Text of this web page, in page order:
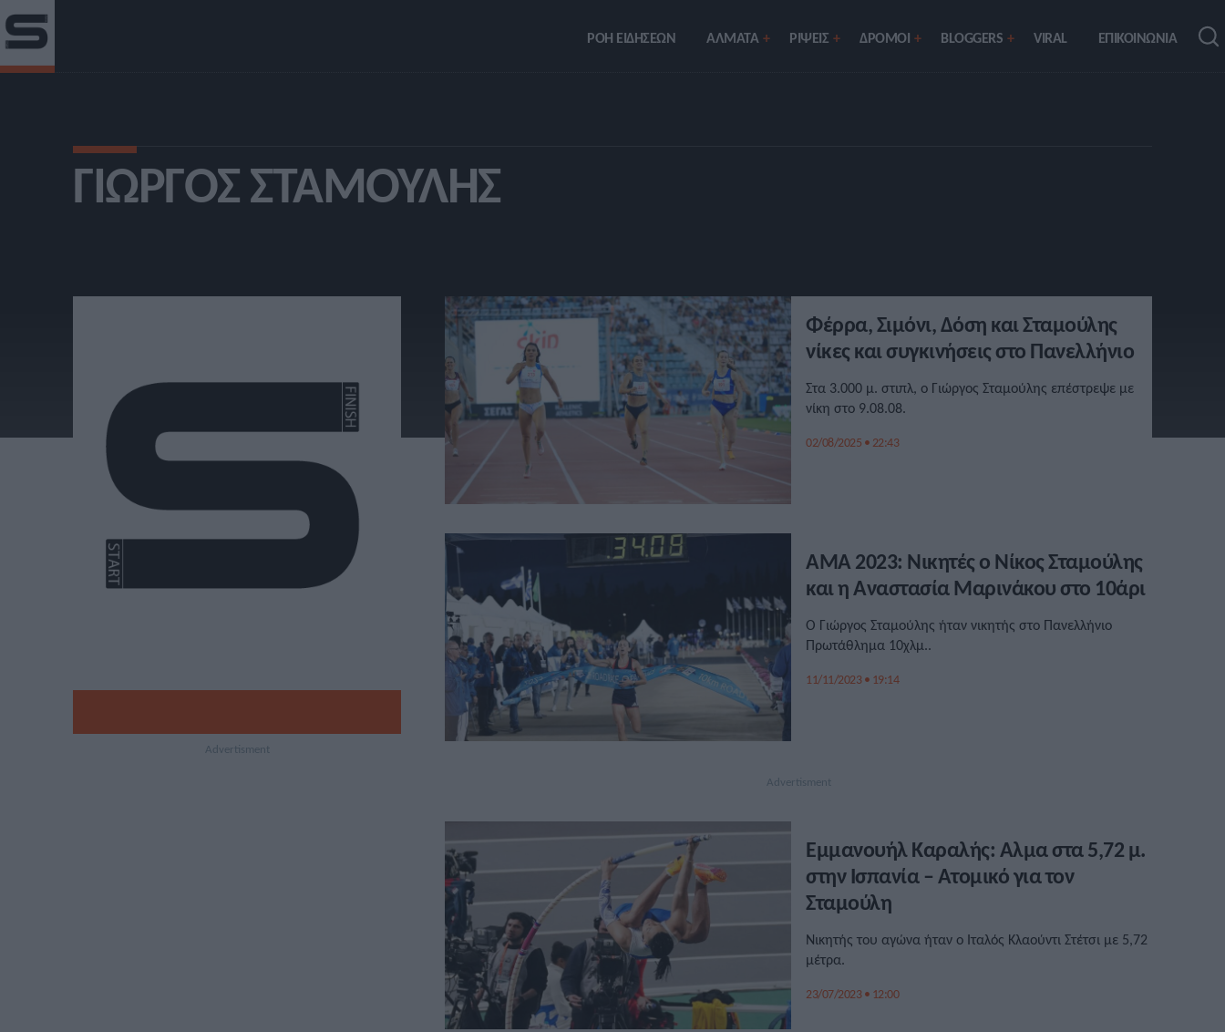
ΡΟΗ ΕΙΔΗΣΕΩΝ ΑΛΜΑΤΑ ΡIΨΕΙΣ ΔΡΟΜΟΙ BLOGGERS VIRAL ΕΠΙΚΟΙΝΩΝΙΑ
ΓΙΏΡΓΟΣ ΣΤΑΜΟΎΛΗΣ
Φέρρα, Σιμόνι, Δόση και Σταμούλης
νίκες και συγκινήσεις στο Πανελλήνιο
Στα 3.000 μ. στιπλ, ο Γιώργος Σταμούλης επέστρεψε με
νίκη στο 9.08.08.
02/08/2025 • 22:43
AMA 2023: Νικητές ο Νίκος Σταμούλης
και η Αναστασία Μαρινάκου στο 10άρι
Ο Γιώργος Σταμούλης ήταν νικητής στο Πανελλήνιο
Πρωτάθλημα 10χλμ..
11/11/2023 • 19:14
Εμμανουήλ Καραλής: Αλμα στα 5,72 μ.
στην Ισπανία – Ατομικό για τον
Σταμούλη
Νικητής του αγώνα ήταν ο Ιταλός Κλαούντι Στέτσι με 5,72
μέτρα.
23/07/2023 • 12:00